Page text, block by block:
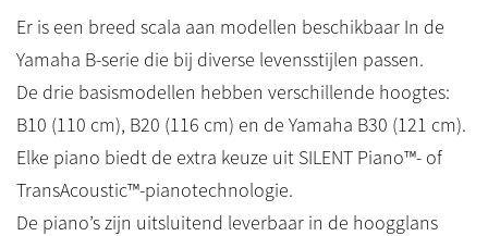
Er is een breed scala aan modellen beschikbaar In de
Yamaha B-serie die bij diverse levensstijlen passen.
De drie basismodellen hebben verschillende hoogtes:
B10 (110 cm), B20 (116 cm) en de Yamaha B30 (121 cm).
Elke piano biedt de extra keuze uit SILENT Piano™- of
TransAcoustic™-pianotechnologie.
De piano’s zijn uitsluitend leverbaar in de hoogglans